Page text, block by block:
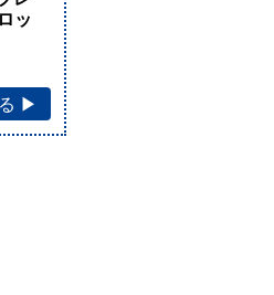
ッ
▶︎